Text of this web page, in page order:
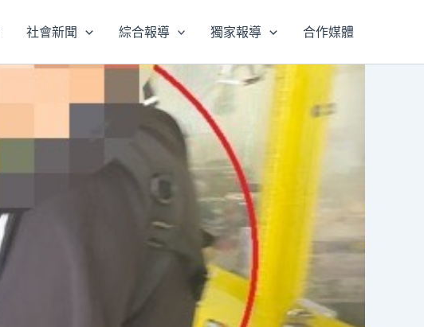
社會新聞 綜合報導 獨家報導 合作媒體